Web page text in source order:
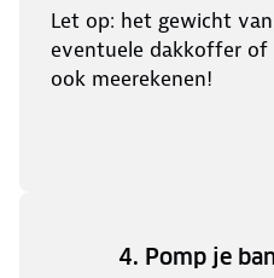
Let op: het gewicht
eventuele dakkoffer
ook meerekenen!
4. Pomp je